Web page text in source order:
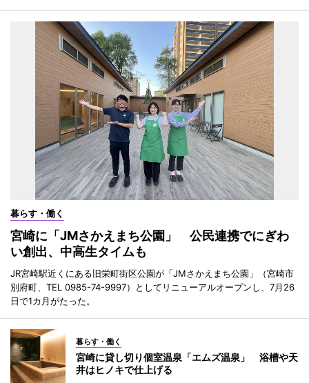
暮らす・働く
宮崎に「JMさかえまち公園」 公民連携でにぎわ
い創出、中高生タイムも
JR宮崎駅近くにある旧栄町街区公園が「JMさかえまち公園」（宮崎市
別府町、TEL 0985-74-9997）としてリニューアルオープンし、7月26
日で1カ月がたった。
暮らす・働く
宮崎に貸し切り個室温泉「エムズ温泉」 浴槽や天
井はヒノキで仕上げる